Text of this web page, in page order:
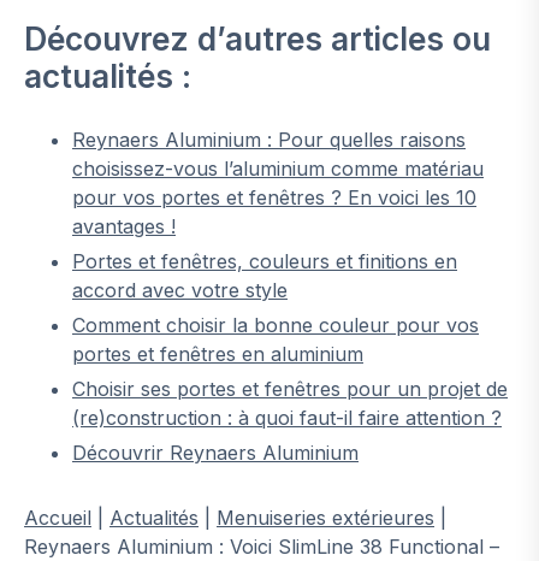
Découvrez d’autres articles ou
actualités :
Reynaers Aluminium : Pour quelles raisons
choisissez-vous l’aluminium comme matériau
pour vos portes et fenêtres ? En voici les 10
avantages !
Portes et fenêtres, couleurs et finitions en
accord avec votre style
Comment choisir la bonne couleur pour vos
portes et fenêtres en aluminium
Choisir ses portes et fenêtres pour un projet de
(re)construction : à quoi faut-il faire attention ?
Découvrir Reynaers Aluminium
Accueil Actualités Menuiseries extérieures
Reynaers Aluminium : Voici SlimLine 38 Functional –